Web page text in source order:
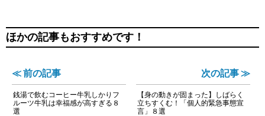
ほかの記事もおすすめです！
≪ 前の記事
銭湯で飲むコーヒー牛乳しかりフ
ルーツ牛乳は幸福感が高すぎる８
選
次の記事 ≫
【身の動きが固まった】しばらく
立ちすくむ！「個人的緊急事態宣
言」８選